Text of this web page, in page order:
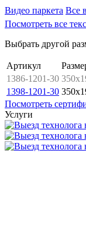
Видео паркета Все
Посмотреть все
Выбрать другой
Артикул
1386-1201-30
1398-1201-30
Посмотреть
Услуги